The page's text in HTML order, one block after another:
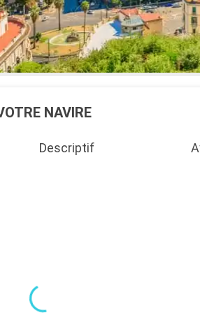
pour les adultes)
- 40% de réduction sur un
sélectionné prépayé
- 10% de réduction sur tous
réservés à bord
SERVICES
charge des bagages
- Points MSC Voyagers Club
NAVIRE
Descriptif